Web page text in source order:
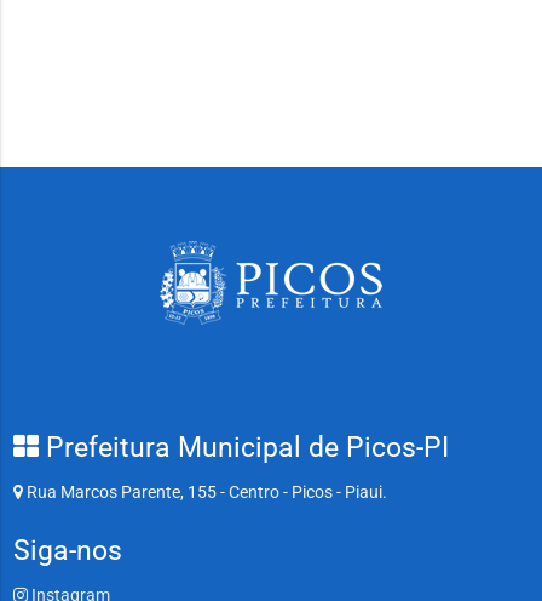
Prefeitura Municipal de Picos-PI
Rua Marcos Parente, 155 - Centro - Picos - Piaui.
Siga-nos
Instagram